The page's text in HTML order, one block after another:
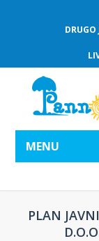
DRUGO
MENU
PLAN